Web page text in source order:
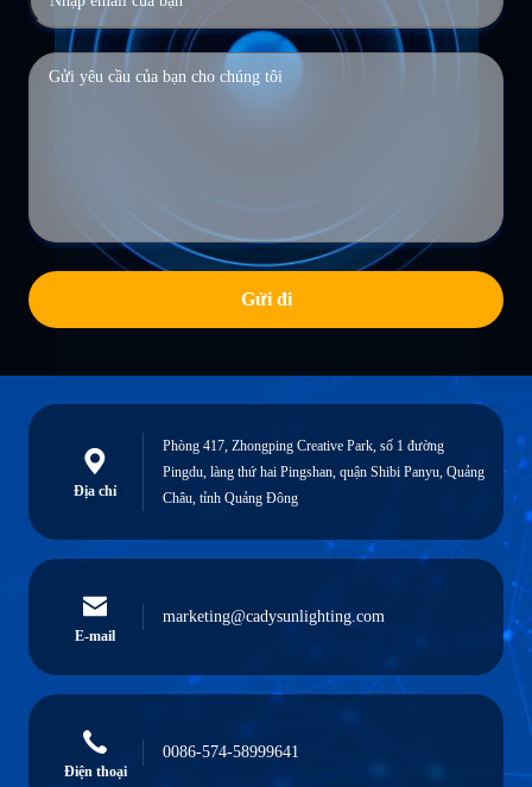
Gửi đi
Địa chỉ
Phòng 417, Zhongping Creative Park, số 1 đường
Pingdu, làng thứ hai Pingshan, quận Shibi Panyu, Quảng
Châu, tỉnh Quảng Đông
E-mail
marketing@cadysunlighting.com
Điện thoại
0086-574-58999641